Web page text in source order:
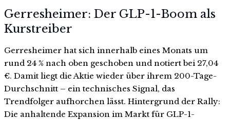
Gerresheimer: Der GLP-1-Boom als
Kurstreiber
Gerresheimer hat sich innerhalb eines Monats um
rund 24 % nach oben geschoben und notiert bei 27,04
€. Damit liegt die Aktie wieder über ihrem 200-Tage-
Durchschnitt – ein technisches Signal, das
Trendfolger aufhorchen lässt. Hintergrund der Rally:
Die anhaltende Expansion im Markt für GLP-1-